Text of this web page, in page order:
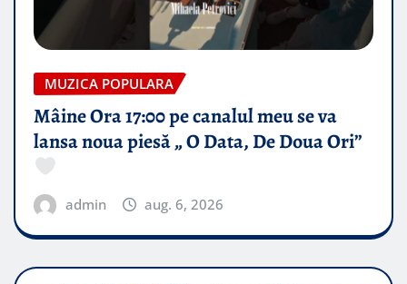
MUZICA POPULARA
Mâine Ora 17:00 pe canalul meu se va
lansa noua piesă „ O Data, De Doua Ori”
admin aug. 6, 2026